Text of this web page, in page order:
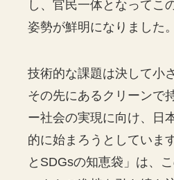
し、官民一体となってこ
姿勢が鮮明になりました。
技術的な課題は決して小
その先にあるクリーンで
ー社会の実現に向け、日
的に始まろうとしていま
とSDGsの知恵袋」は、